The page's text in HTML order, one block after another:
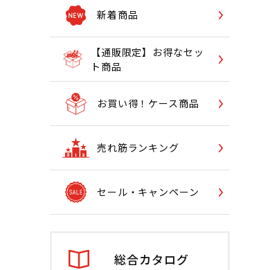
新着商品
【通販限定】お得なセッ
ト商品
お買い得！ケース商品
売れ筋ランキング
セール・キャンペーン
総合カタログ